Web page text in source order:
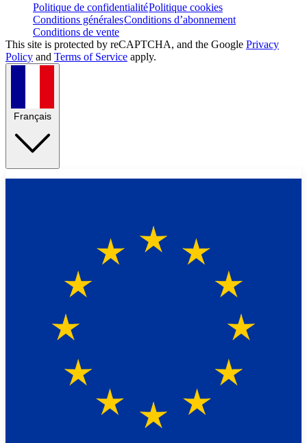
Politique de confidentialitéPolitique cookies
Conditions généralesConditions d’abonnement
Conditions de vente
This site is protected by reCAPTCHA, and the Google Privacy
Policy and Terms of Service apply.
Français